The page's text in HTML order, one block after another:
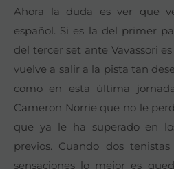
Ahora la duda es ver que
español. Si es la del primer
del tercer set ante Vavassori
vuelve a salir a la pista tan
como en esta última
Cameron Norrie que no le
que ya le ha superado en
previos. Cuando dos
sensaciones lo mejor es